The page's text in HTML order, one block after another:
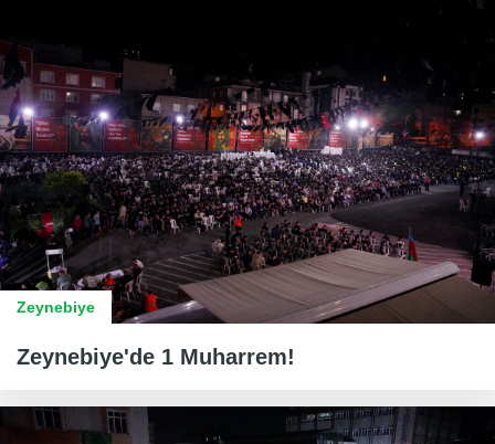
Zeynebiye
Zeynebiye'de 1 Muharrem!